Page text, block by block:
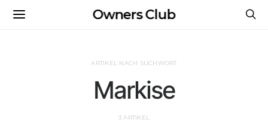
Owners Club
ARTIKEL NACH SUCHWORT
Markise
3 ARTIKEL